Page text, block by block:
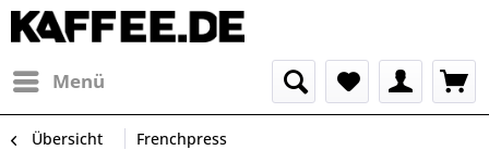
Menü
Übersicht Frenchpress